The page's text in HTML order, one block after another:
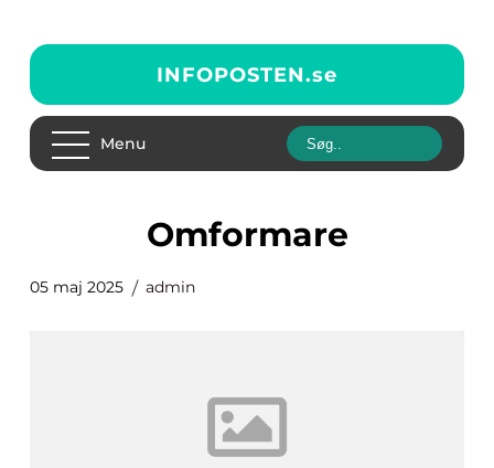
INFOPOSTEN.se
Menu
omformare
05 maj 2025 admin